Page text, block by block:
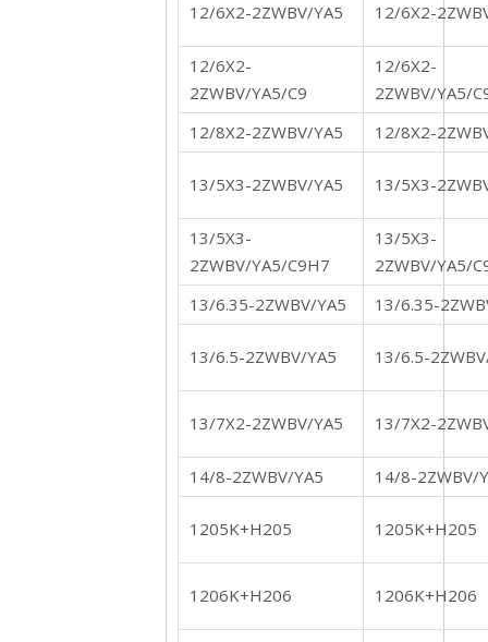
12/6X2-2ZWBV/YA5 12/6X2-
12/6X2-
2ZWBV/YA5/C9
12/6X2-
2ZWBV/YA5/
12/8X2-2ZWBV/YA5
12/8X2-
13/5X3-2ZWBV/YA5 13/5X3-
13/5X3-
2ZWBV/YA5/C9H7
13/5X3-
2ZWBV/YA5/
13/6.35-2ZWBV/YA5
13/6.35-
13/6.5-2ZWBV/YA5 13/6.5-
13/7X2-2ZWBV/YA5 13/7X2-
14/8-2ZWBV/YA5 14/8-2ZWBV/
1205K+H205 1205K+H205
1206K+H206 1206K+H206